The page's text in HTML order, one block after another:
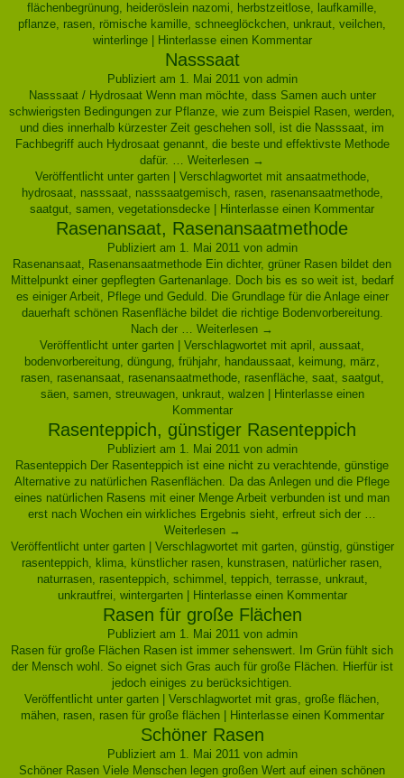
flächenbegrünung, heideröslein nazomi, herbstzeitlose, laufkamille,
pflanze, rasen, römische kamille, schneeglöckchen, unkraut, veilchen,
winterlinge
Hinterlasse einen Kommentar
Nasssaat
Publiziert am 1. Mai 2011 von admin
Nasssaat / Hydrosaat Wenn man möchte, dass Samen auch unter
schwierigsten Bedingungen zur Pflanze, wie zum Beispiel Rasen, werden,
und dies innerhalb kürzester Zeit geschehen soll, ist die Nasssaat, im
Fachbegriff auch Hydrosaat genannt, die beste und effektivste Methode
dafür. … Weiterlesen →
Veröffentlicht unter garten Verschlagwortet mit ansaatmethode,
hydrosaat, nasssaat, nasssaatgemisch, rasen, rasenansaatmethode,
saatgut, samen, vegetationsdecke Hinterlasse einen Kommentar
Rasenansaat, Rasenansaatmethode
Publiziert am 1. Mai 2011 von admin
Rasenansaat, Rasenansaatmethode Ein dichter, grüner Rasen bildet den
Mittelpunkt einer gepflegten Gartenanlage. Doch bis es so weit ist, bedarf
es einiger Arbeit, Pflege und Geduld. Die Grundlage für die Anlage einer
dauerhaft schönen Rasenfläche bildet die richtige Bodenvorbereitung.
Nach der … Weiterlesen →
Veröffentlicht unter garten Verschlagwortet mit april , aussaat,
bodenvorbereitung, düngung, frühjahr, handaussaat, keimung, märz,
rasen, rasenansaat, rasenansaatmethode, rasenfläche, saat, saatgut,
säen, samen, streuwagen, unkraut, walzen
Hinterlasse einen
Kommentar
Rasenteppich, günstiger Rasenteppich
Publiziert am 1. Mai 2011 von admin
Rasenteppich Der Rasenteppich ist eine nicht zu verachtende, günstige
Alternative zu natürlichen Rasenflächen. Da das Anlegen und die Pflege
eines natürlichen Rasens mit einer Menge Arbeit verbunden ist und man
erst nach Wochen ein wirkliches Ergebnis sieht, erfreut sich der …
Weiterlesen →
Veröffentlicht unter garten Verschlagwortet mit garten, günstig, günstiger
rasenteppich, klima, künstlicher rasen, kunstrasen, natürlicher rasen,
naturrasen, rasenteppich, schimmel , teppich, terrasse, unkraut,
unkrautfrei, wintergarten Hinterlasse einen Kommentar
Rasen für große Flächen
Publiziert am 1. Mai 2011 von admin
Rasen für große Flächen Rasen ist immer sehenswert. Im Grün fühlt sich
der Mensch wohl. So eignet sich Gras auch für große Flächen. Hierfür ist
jedoch einiges zu berücksichtigen.
Veröffentlicht unter garten Verschlagwortet mit gras, große flächen,
mähen, rasen, rasen für große flächen Hinterlasse einen Kommentar
Schöner Rasen
Publiziert am 1. Mai 2011 von admin
Schöner Rasen Viele Menschen legen großen Wert auf einen schönen